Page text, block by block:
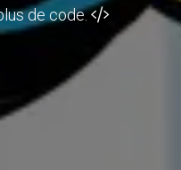
de code.